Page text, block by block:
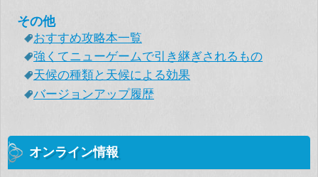
その他
おすすめ攻略本一覧
強くてニューゲームで引き継ぎされるもの
天候の種類と天候による効果
バージョンアップ履歴
オンライン情報